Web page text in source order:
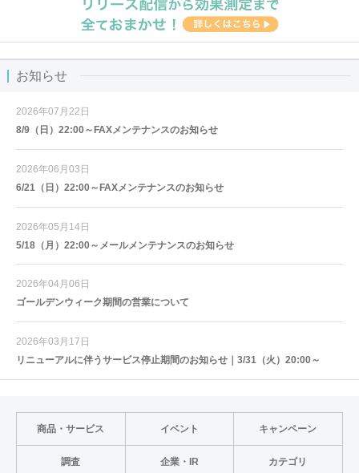
お知らせ
2026年07月22日
8/9（日）22:00～FAXメンテナンスのお知らせ
2026年06月03日
6/21（日）22:00～FAXメンテナンスのお知らせ
2026年05月14日
5/18（月）22:00～メールメンテナンスのお知らせ
2026年04月06日
ゴールデンウィーク期間の営業について
2026年03月17日
リニューアルに伴うサービス停止期間のお知らせ｜3/31（火）20:00～
商品・サービス イベント キャンペーン
調査 企業・IR カテゴリ